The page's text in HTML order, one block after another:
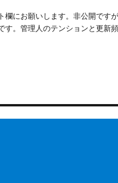
にお願いします。非公開です
。管理人のテンションと更新頻